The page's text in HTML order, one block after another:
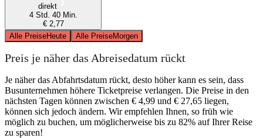
direkt
4 Std. 40 Min.
€ 2,77
Alle PreiseHeute Alle PreiseMorgen
Preis je näher das Abreisedatum rückt
Je näher das Abfahrtsdatum rückt, desto höher kann es sein, dass
Busunternehmen höhere Ticketpreise verlangen. Die Preise in den
nächsten Tagen können zwischen € 4,99 und € 27,65 liegen,
können sich jedoch ändern. Wir empfehlen Ihnen, so früh wie
möglich zu buchen, um möglicherweise bis zu 82% auf Ihrer Reise
zu sparen!